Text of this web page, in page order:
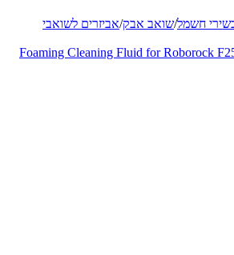
חשמל/שואב אבק/אביזרים לשואבי